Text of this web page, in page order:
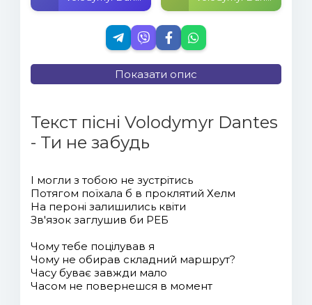
Показати опис
Текст пісні Volodymyr Dantes
- Ти не забудь
І могли з тобою не зустрітись
Потягом поїхала б в проклятий Хелм
На пероні залишились квіти
Зв'язок заглушив би РЕБ
Чому тебе поцілував я
Чому не обирав складний маршрут?
Часу буває завжди мало
Часом не повернешся в момент